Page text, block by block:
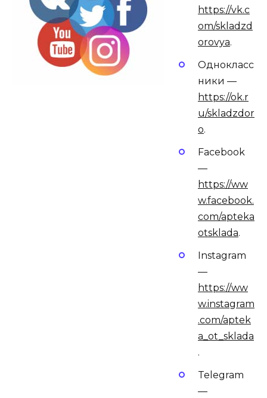
https://vk.c
om/skladzd
orovya.
Однокласс
ники —
https://ok.r
u/skladzdor
o.
Facebook
—
https://ww
w.facebook.
com/apteka
otsklada.
Instagram
—
https://ww
w.instagram
.com/aptek
a_ot_sklada
.
Telegram
—